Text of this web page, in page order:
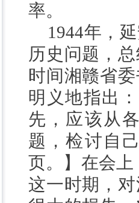
率。
1944年，
历史问题，
时间湘赣省
明义地指出
先，应该从
题，检讨自
页。】在会
这一时期，